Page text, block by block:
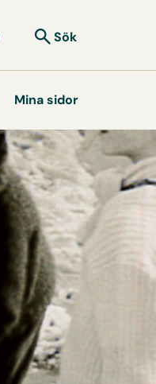
Sök
Mina sidor